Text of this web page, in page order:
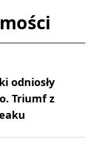
odniosły
Triumf z